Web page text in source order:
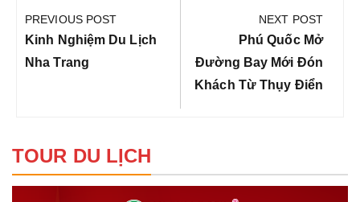
hướng
bài
viết
PREVIOUS POST
Previous
Post:
Kinh Nghiệm Du Lịch
Nha Trang
NEXT POST
Next
Post:
Phú Quốc Mở
Đường Bay Mới Đón
Khách Từ Thụy Điển
TOUR DU LỊCH